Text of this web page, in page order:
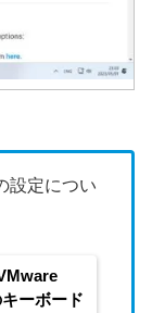
設定につい
ーボード